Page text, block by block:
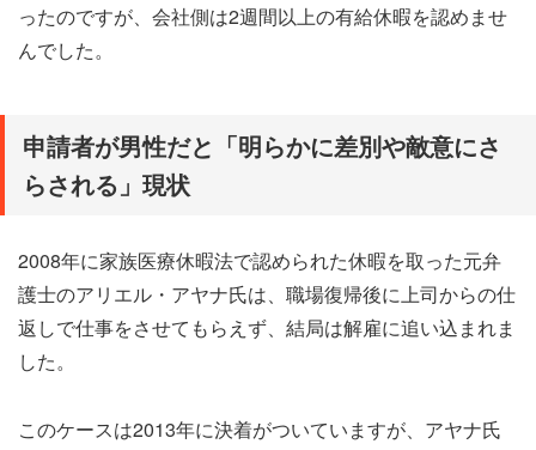
ったのですが、会社側は2週間以上の有給休暇を認めませ
んでした。
申請者が男性だと「明らかに差別や敵意にさ
らされる」現状
2008年に家族医療休暇法で認められた休暇を取った元弁
護士のアリエル・アヤナ氏は、職場復帰後に上司からの仕
返しで仕事をさせてもらえず、結局は解雇に追い込まれま
した。
このケースは2013年に決着がついていますが、アヤナ氏